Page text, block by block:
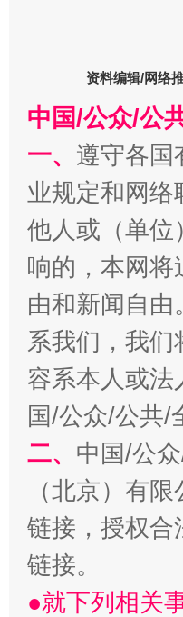
揭批美国五大"
解纷+调解+退费，
资料编辑/网络
中国/公众/公
一、 遵守各国
业规定和网
他人或（单位
响的，本网
由和新闻自
系我们，我
容系本人或
国/公众/公共/
二、 中国/公
（北京）有
链接，授权合
链接。
●就下列相关